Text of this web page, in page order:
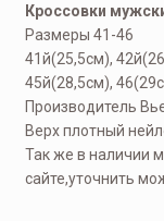
Кроссовки
Размеры 41-46
41й(25,5см),
45й(28,5см),
Производитель
Верх плотный
Так же в наличии
сайте,уточнить